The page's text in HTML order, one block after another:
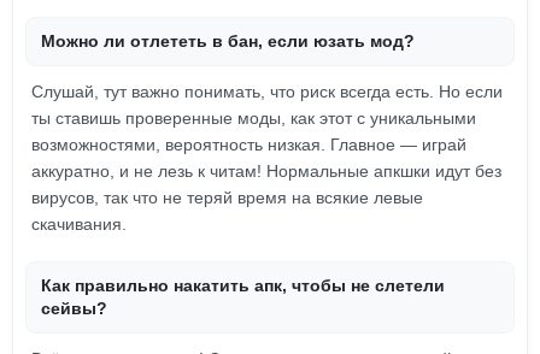
Можно ли отлететь в бан, если юзать мод?
Слушай, тут важно понимать, что риск всегда есть. Но если
ты ставишь проверенные моды, как этот с уникальными
возможностями, вероятность низкая. Главное — играй
аккуратно, и не лезь к читам! Нормальные апкшки идут без
вирусов, так что не теряй время на всякие левые
скачивания.
Как правильно накатить апк, чтобы не слетели
сейвы?